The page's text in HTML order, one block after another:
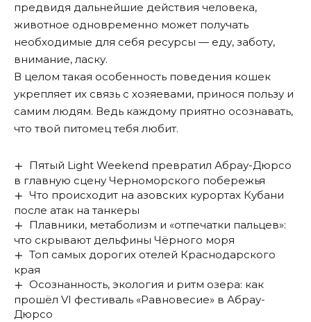
предвидя дальнейшие действия человека,
животное одновременно может получать
необходимые для себя ресурсы — еду, заботу,
внимание, ласку.
В целом такая особенность поведения кошек
укрепляет их связь с хозяевами, принося пользу и
самим людям. Ведь каждому приятно осознавать,
что твой питомец тебя любит.
Пятый Light Weekend превратил Абрау-Дюрсо
в главную сцену Черноморского побережья
Что происходит на азовских курортах Кубани
после атак на танкеры
Плавники, метаболизм и «отпечатки пальцев»:
что скрывают дельфины Чёрного моря
Топ самых дорогих отелей Краснодарского
края
Осознанность, экология и ритм озера: как
прошёл VI фестиваль «Равновесие» в Абрау-
Дюрсо